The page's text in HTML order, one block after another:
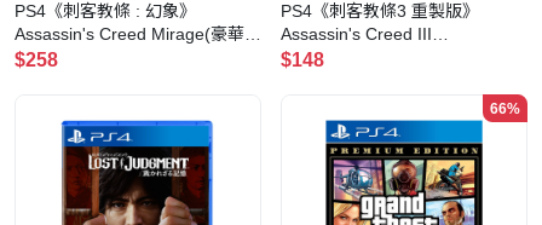
PS4《刺客教條 : 幻象》
Assassin's Creed Mirage(豪華
版)
$258
PS4《刺客教條3 重製版》
Assassin's Creed III
Remastered
$148
66%